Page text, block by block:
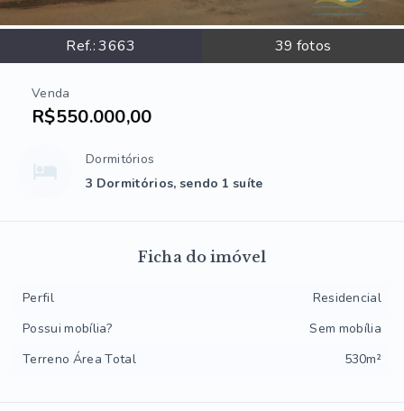
Ref.:3663 39 fotos
Venda
R$550.000,00
Dormitórios
3 Dormitórios, sendo 1 suíte
Ficha do imóvel
Perfil
Residencial
Possui mobília?
Sem mobília
Terreno Área Total
530m²